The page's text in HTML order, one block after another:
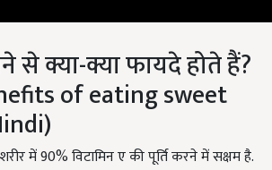
से क्या-क्या फायदे होते हैं?
of eating sweet
में 90% विटामिन ए की पूर्ति करने में सक्षम है.